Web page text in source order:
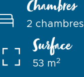
Chambres
2 chambres
Surface
53 m2